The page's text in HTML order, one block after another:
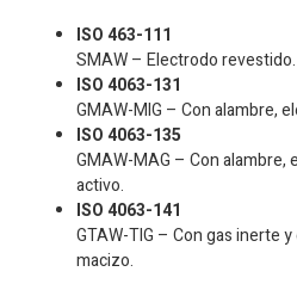
ISO 463-111
SMAW – Electrodo revestido.
ISO 4063-131
GMAW-MIG – Con alambre,
ISO 4063-135
GMAW-MAG – Con alambre,
activo.
ISO 4063-141
GTAW-TIG – Con gas inerte
macizo.